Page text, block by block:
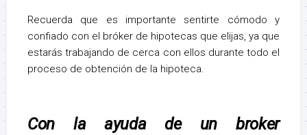
Recuerda que es importante sentirte cómodo y
confiado con el bróker de hipotecas que elijas, ya que
estarás trabajando de cerca con ellos durante todo el
proceso de obtención de la hipoteca.
Con la ayuda de un broker